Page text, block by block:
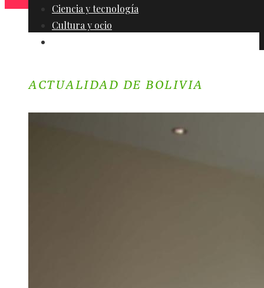
Ciencia y tecnología
Cultura y ocio
ACTUALIDAD DE BOLIVIA